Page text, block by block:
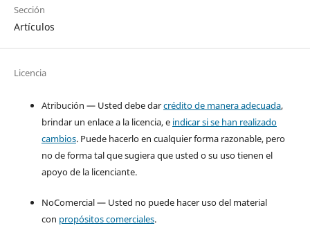
Sección
Artículos
Licencia
Atribución — Usted debe darcrédito de manera adecuada,
brindar un enlace a la licencia, e indicar si se han realizado
cambios. Puede hacerlo en cualquier forma razonable, pero
no de forma tal que sugiera que usted o su uso tienen el
apoyo de la licenciante.
NoComercial — Usted no puede hacer uso del material
con propósitos comerciales.